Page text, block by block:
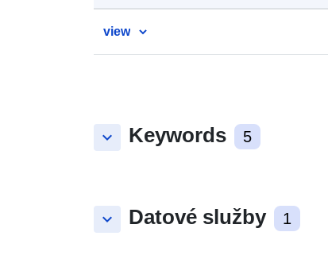
view
keyboard_arrow_down Keywords 5
keyboard_arrow_down Datové služby 1